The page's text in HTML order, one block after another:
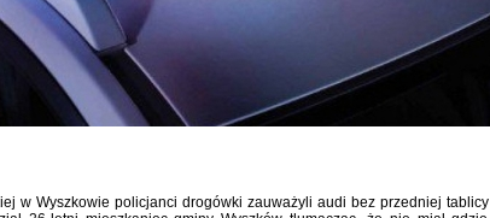
w Wyszkowie policjanci drogówki zauważyli audi bez przedniej tablicy